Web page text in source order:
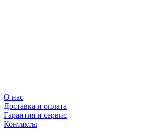
О нас
Доставка и оплата
Гарантия и сервис
Контакты